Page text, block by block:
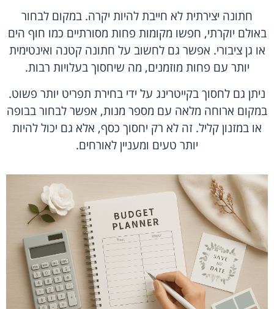
חתונה יצירתית לא חייבת להיות יקרה. במקום לבחור
באולם יוקרתי, חפשו מקומות פחות מסורתיים כמו חוף הים
או גן ציבורי. אפשר גם לחשוב על חתונה קטנה ואינטימית
יותר עם פחות מוזמנים, מה שיחסוך בעלויות רבות.
ניתן גם לחסוך בקייטרינג על ידי בחירת תפריט יותר פשוט.
במקום ארוחה מלאה עם מספר מנות, אפשר לבחור בבופה
או במזנון קליל. זה לא רק יחסוך כסף, אלא גם יכול להיות
יותר טעים ומעניין לאורחים.